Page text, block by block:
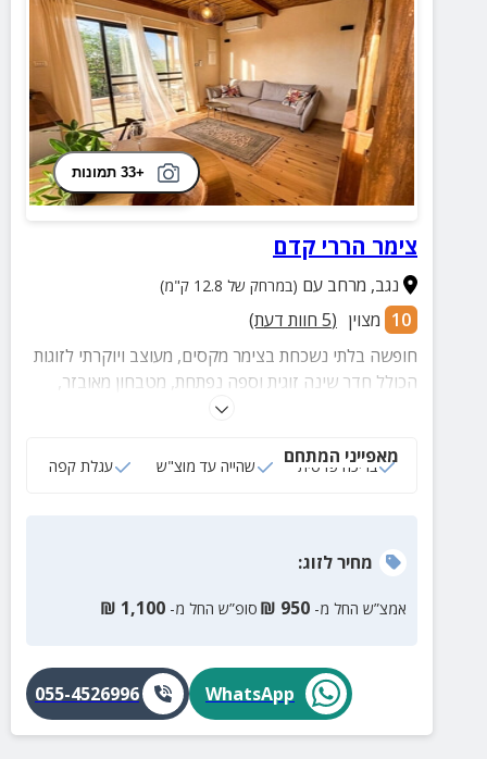
+33 תמונות
צימר הררי קדם
נגב, מרחב עם (במרחק של 12.8 ק"מ)
10 מצוין (
5 חוות דעת)
חופשה בלתי נשכחת בצימר מקסים, מעוצב ויוקרתי לזוגות
הכולל חדר שינה זוגית וספה נפתחת, מטבחון מאובזר,
חדר רחצה מטופח וחדר עם בריכה פרטית ומגודרת, פינת
מאפייני המתחם
בריכה פרטית שהייה עד מוצ"ש עגלת קפה
מחירלזוג:
אמצ”ש החל מ- 950
₪ סופ”ש החל מ- 1,100
₪
WhatsApp
055-4526996